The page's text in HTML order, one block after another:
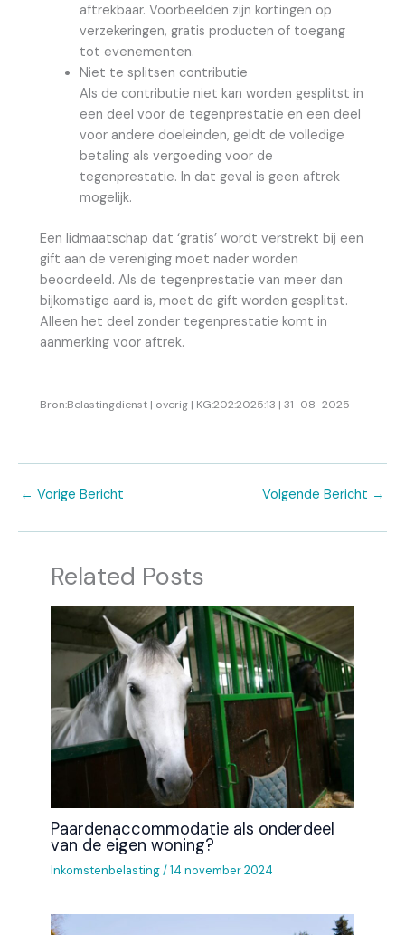
aftrekbaar. Voorbeelden zijn kortingen op
verzekeringen, gratis producten of toegang
tot evenementen.
Niet te splitsen contributie
Als de contributie niet kan worden gesplitst in
een deel voor de tegenprestatie en een deel
voor andere doeleinden, geldt de volledige
betaling als vergoeding voor de
tegenprestatie. In dat geval is geen aftrek
mogelijk.
Een lidmaatschap dat ‘gratis’ wordt verstrekt bij een
gift aan de vereniging moet nader worden
beoordeeld. Als de tegenprestatie van meer dan
bijkomstige aard is, moet de gift worden gesplitst.
Alleen het deel zonder tegenprestatie komt in
aanmerking voor aftrek.
Bron:Belastingdienst | overig | KG:202:2025:13 | 31-08-2025
← Vorige Bericht Volgende Bericht →
Related Posts
Paardenaccommodatie als onderdeel
van de eigen woning?
Inkomstenbelasting/14 november 2024